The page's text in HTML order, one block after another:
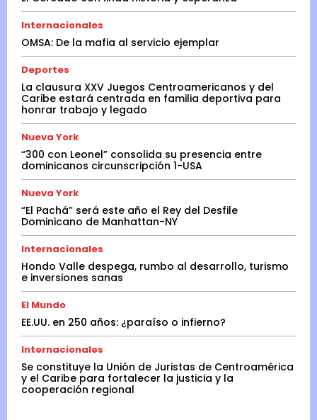
Internacionales
OMSA: De la mafia al servicio ejemplar
Deportes
La clausura XXV Juegos Centroamericanos y del
Caribe estará centrada en familia deportiva para
honrar trabajo y legado
Nueva York
“300 con Leonel” consolida su presencia entre
dominicanos circunscripción 1-USA
Nueva York
“El Pachá” será este año el Rey del Desfile
Dominicano de Manhattan-NY
Internacionales
Hondo Valle despega, rumbo al desarrollo, turismo
e inversiones sanas
El Mundo
EE.UU. en 250 años: ¿paraíso o infierno?
Internacionales
Se constituye la Unión de Juristas de Centroamérica
y el Caribe para fortalecer la justicia y la
cooperación regional